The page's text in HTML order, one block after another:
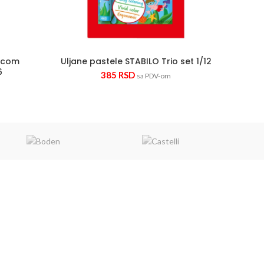
Uljane pastele STABILO Trio set 1/12
385 RSD sa PDV-om